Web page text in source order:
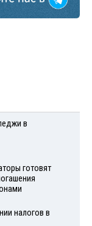
в
готовят
налогов в